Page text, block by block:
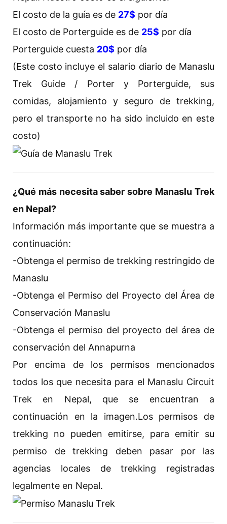
El costo de la guía es de 27$ por día
El costo de Porterguide es de 25$ por día
Porterguide cuesta 20$ por día
(Este costo incluye el salario diario de Manaslu
Trek Guide / Porter y Porterguide, sus
comidas, alojamiento y seguro de trekking,
pero el transporte no ha sido incluido en este
costo)
¿Qué más necesita saber sobre Manaslu Trek
en Nepal?
Información más importante que se muestra a
continuación:
-Obtenga el permiso de trekking restringido de
Manaslu
-Obtenga el Permiso del Proyecto del Área de
Conservación Manaslu
-Obtenga el permiso del proyecto del área de
conservación del Annapurna
Por encima de los permisos mencionados
todos los que necesita para el Manaslu Circuit
Trek en Nepal, que se encuentran a
continuación en la imagen.Los permisos de
trekking no pueden emitirse, para emitir su
permiso de trekking deben pasar por las
agencias locales de trekking registradas
legalmente en Nepal.